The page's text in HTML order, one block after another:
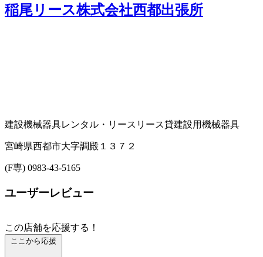
稲尾リース株式会社西都出張所
建設機械器具レンタル・リース リース貸建設用機械器具
宮崎県西都市大字調殿１３７２
(F専) 0983-43-5165
ユーザーレビュー
この店舗を応援する！
ここから応援